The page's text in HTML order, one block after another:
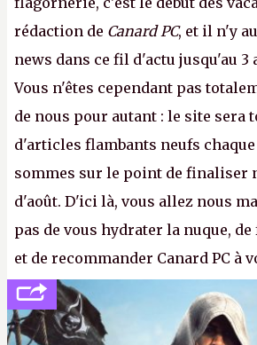
rédaction de Canard PC, et il n'y
news dans ce fil d'actu jusqu'au 3
Vous n'êtes cependant pas
de nous pour autant : le site sera
d'articles flambants neufs
sommes sur le point de finaliser
d'août. D'ici là, vous allez nous
pas de vous hydrater la nuque,
et de recommander Canard PC à
votre famille et aux inconnus
dans la rue. Bon été à tous ! –ER.